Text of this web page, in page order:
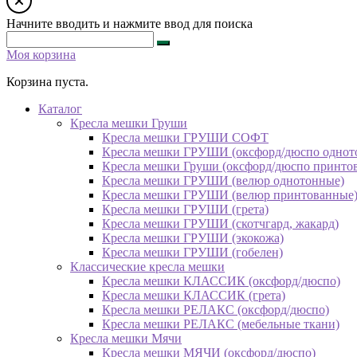
Начните вводить и нажмите ввод для поиска
Моя корзина
Корзина пуста.
Каталог
Кресла мешки Груши
Кресла мешки ГРУШИ СОФТ
Кресла мешки ГРУШИ (оксфорд/дюспо
Кресла мешки Груши (оксфорд/дюспо
Кресла мешки ГРУШИ (велюр однотонные)
Кресла мешки ГРУШИ (велюр принтованные)
Кресла мешки ГРУШИ (грета)
Кресла мешки ГРУШИ (скотчгард, жакард)
Кресла мешки ГРУШИ (экокожа)
Кресла мешки ГРУШИ (гобелен)
Классические кресла мешки
Кресла мешки КЛАССИК (оксфорд/дюспо)
Кресла мешки КЛАССИК (грета)
Креслa мешки РЕЛАКС (оксфорд/дюспо)
Креслa мешки РЕЛАКС (мебельные ткани)
Кресла мешки Мячи
Кресла мешки МЯЧИ (оксфорд/дюспо)